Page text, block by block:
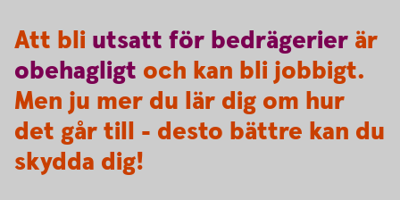
Att bli utsatt för bedrägerier är
obehagligt och kan bli jobbigt.
Men ju mer du lär dig om hur
det går till - desto bättre kan du
skydda dig!